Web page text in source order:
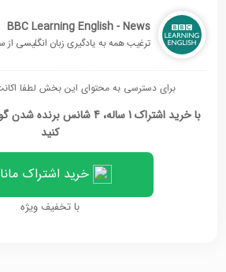
BBC Learning English - News
ترغیب همه به یادگیری زبان انگلیسی از سال
برای دسترسی به محتوای این بخش لطفا اکانت
با خرید اشتراک 1 ساله، 4
کنید
خرید اشتراک مانامو
با تخفیف ویژه